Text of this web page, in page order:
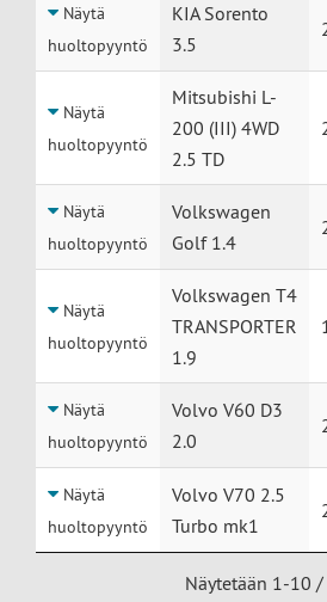
Näytä
huoltopyyntö
KIA Sorento
3.5
Näytä
huoltopyyntö
Mitsubishi L-
200 (III) 4WD
2.5 TD
Näytä
huoltopyyntö
Volkswagen
Golf 1.4
Näytä
huoltopyyntö
Volkswagen T4
TRANSPORTER
1.9
Näytä
huoltopyyntö
Volvo V60 D3
2.0
Näytä
huoltopyyntö
Volvo V70 2.5
Turbo mk1
Näytetään 1-10